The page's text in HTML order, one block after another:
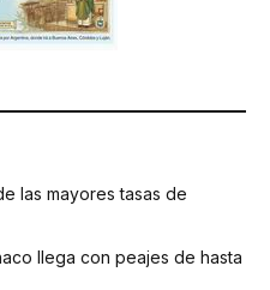
las mayores tasas de
llega con peajes de hasta